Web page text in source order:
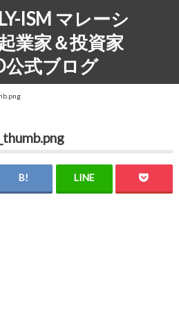
ISM マレーシ
業家＆投資家
公式ブログ